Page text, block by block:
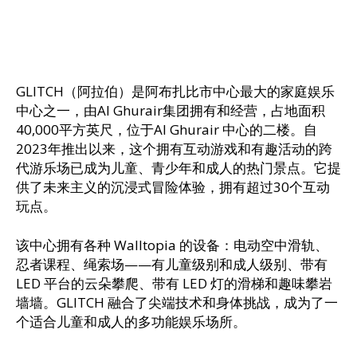
GLITCH（阿拉伯）是阿布扎比市中心最大的家庭娱乐
中心之一，由Al Ghurair集团拥有和经营，占地面积
40,000平方英尺，位于Al Ghurair 中心的二楼。自
2023年推出以来，这个拥有互动游戏和有趣活动的跨
代游乐场已成为儿童、青少年和成人的热门景点。它提
供了未来主义的沉浸式冒险体验，拥有超过30个互动
玩点。
该中心拥有各种 Walltopia 的设备：电动空中滑轨、
忍者课程、绳索场——有儿童级别和成人级别、带有
LED 平台的云朵攀爬、带有 LED 灯的滑梯和趣味攀岩
墙墙。GLITCH 融合了尖端技术和身体挑战，成为了一
个适合儿童和成人的多功能娱乐场所。